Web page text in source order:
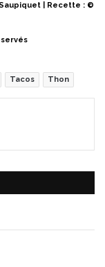
| Recette : ©
Tacos Thon